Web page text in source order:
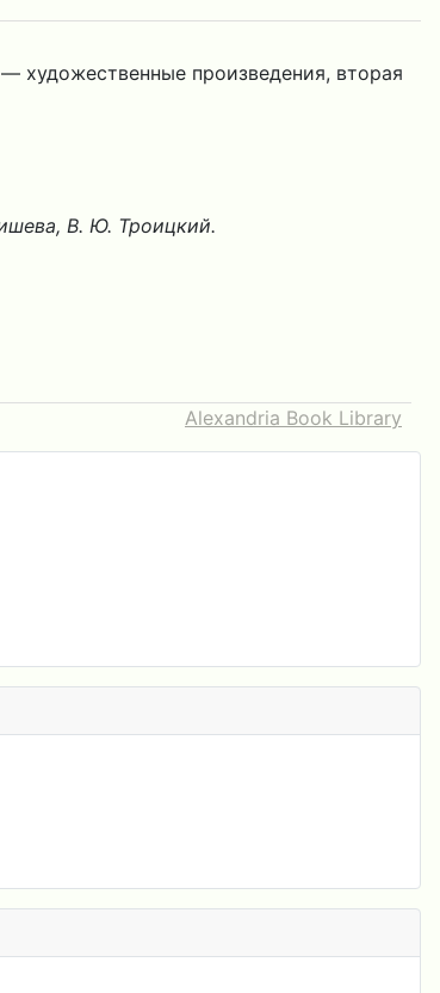
художественные произведения, вторая
В. Ю. Троицкий.
Alexandria Book Library